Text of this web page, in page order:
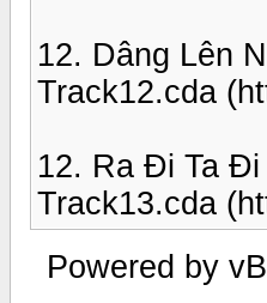
12. Dâng Lên
Track12.cda
12. Ra Đi Ta Đi
Track13.cda
Powered by